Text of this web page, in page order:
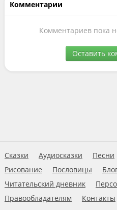
Комментарии
Комментариев пока
Оставить
Сказки Аудиосказки Песни
Рисование
Пословицы
Читательский дневник
Правообладателям
Контакты